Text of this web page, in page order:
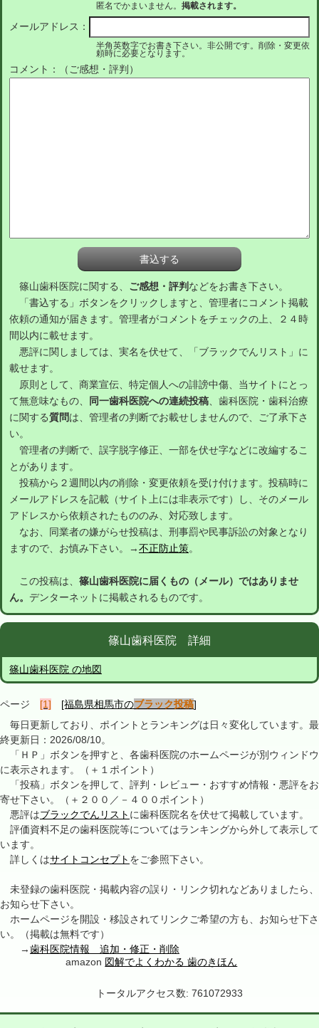
匿名でかまいません。 掲載されます。
メールアドレス：
半角英数字でお書き下さい。非公開です。削除・変更依
頼時に必要となります。
コメント：（ご感想・評判）
篠山歯科医院に関する、 ご感想・評判 などをお書き下さい。
「書込する」ボタンをクリックしますと、管理者にコメント掲載
依頼の通知が届きます。管理者がコメントをチェックの上、２４時
間以内に載せます。
悪評に関しましては、実名を伏せて、「ブラックでんリスト」に
載せます。
原則として、商業宣伝、特定個人への誹謗中傷、当サイトにとっ
て無意味なもの、
同一歯科医院への連続投稿、歯科医院・歯科治療
に関する質問は、管理者の判断でお載せしませんので、ご了承下さ
い。
管理者の判断で、誤字脱字修正、一部を伏せ字などに改編するこ
とがあります。
投稿から２週間以内の削除・変更依頼を受け付けます。投稿時に
メールアドレスを記載（サイト上には非表示です）し、そのメール
アドレスから依頼されたもののみ、対応致します。
なお、同業者の嫌がらせ投稿は、刑事罰や民事訴訟の対象となり
ますので、お慎み下さい。→不正防止策。
この投稿は、 篠山歯科医院に届くもの（メール）ではありませ
ん。 デンターネットに掲載されるものです。
篠山歯科医院 詳細
篠山歯科医院 の地図
ページ [1] [福島県相馬市のブラック投稿]
毎日更新しており、ポイントとランキングは日々変化しています。最
終更新日：2026/08/10。
「ＨＰ」ボタンを押すと、各歯科医院のホームページが別ウィンドウ
に表示されます。（＋１ポイント）
「投稿」ボタンを押して、評判・レビュー・おすすめ情報・悪評をお
寄せ下さい。（＋２００／－４００ポイント）
悪評はブラックでんリスト に歯科医院名を伏せて掲載しています。
評価資料不足の歯科医院等についてはランキングから外して表示して
います。
詳しくはサイトコンセプト をご参照下さい。
未登録の歯科医院・掲載内容の誤り・リンク切れなどありましたら、
お知らせ下さい。
ホームページを開設・移設されてリンクご希望の方も、お知らせ下さ
い。（掲載は無料です）
→歯科医院情報 追加・修正・削除
amazon 図解でよくわかる 歯のきほん
トータルアクセス数: 761072933